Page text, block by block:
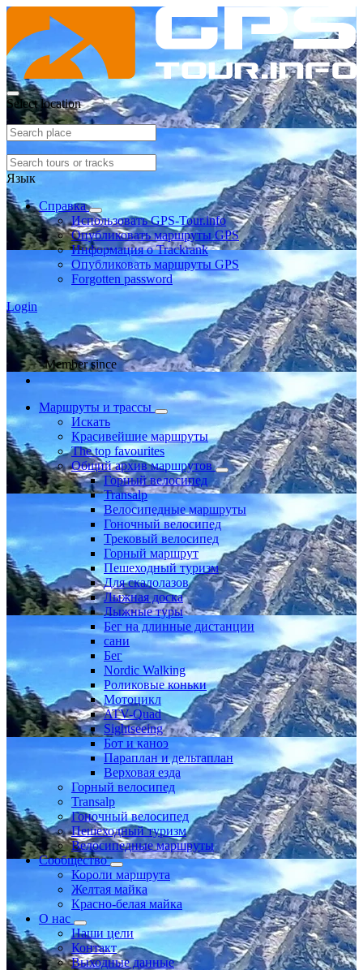
Select location
Язык
Справка
Использовать GPS-Tour.info
Опубликовать маршруты GPS
Информация о Trackrank
Опубликовать маршруты GPS
Forgotten password
Login
Member since
Маршруты и трассы
Искать
Красивейшие маршруты
The top favourites
Общий архив маршрутов
Горный велосипед
Transalp
Велосипедные маршруты
Гоночный велосипед
Трековый велосипед
Горный маршрут
Пешеходный туризм
Для скалолазов
Лыжная доска
Лыжные туры
Бег на длинные дистанции
сани
Бег
Nordic Walking
Роликовые коньки
Мотоцикл
ATV-Quad
Sightseeing
Бот и каноэ
Параплан и дельтаплан
Верховая езда
Горный велосипед
Transalp
Гоночный велосипед
Пешеходный туризм
Велосипедные маршруты
Сообщество
Короли маршрута
Желтая майка
Красно-белая майка
О нас
Наши цели
Контакт
Выходные данные